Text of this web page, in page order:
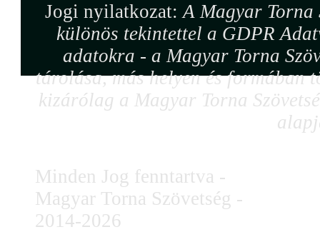
Jogi nyilatkozat:A Magyar Torna
különös tekintettel a GDPR
adatokra - a Magyar Torna
tárolása, más helyen és formában
kizárólag a Magyar Torna
Minden Jog fenntartva -
Magyar Torna Szövetség -
2014-2026